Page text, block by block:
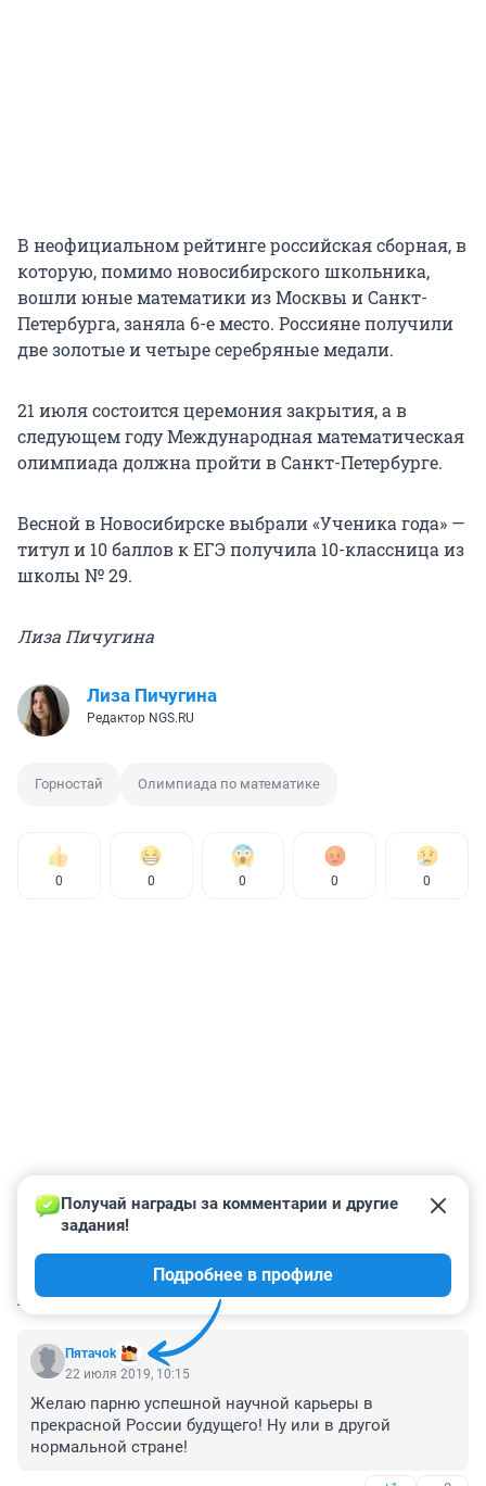
В неофициальном рейтинге российская сборная, в
которую, помимо новосибирского школьника,
вошли юные математики из Москвы и Санкт-
Петербурга, заняла 6-е место. Россияне получили
две золотые и четыре серебряные медали.
21 июля состоится церемония закрытия, а в
следующем году Международная математическая
олимпиада должна пройти в Санкт-Петербурге.
Весной в Новосибирске выбрали «Ученика года» —
титул и 10 баллов к ЕГЭ получила 10-классница из
школы № 29.
Лиза Пичугина
Лиза Пичугина
Редактор NGS.RU
Горностай Олимпиада по математике
0 0 0 0 0
КОММЕНТАРИИ 78
Пятачok
Получай награды за комментарии и другие
задания!
Подробнее в профиле
22 июля 2019, 10:15
Желаю парню успешной научной карьеры в
прекрасной России будущего! Ну или в другой
нормальной стране!